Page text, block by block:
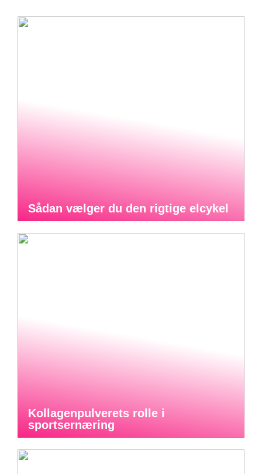
Sådan vælger du den rigtige elcykel
Kollagenpulverets rolle i
sportsernæring